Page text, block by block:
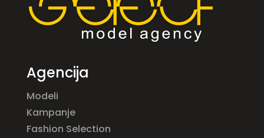
Agencija
Modeli
Kampanje
Fashion Selection